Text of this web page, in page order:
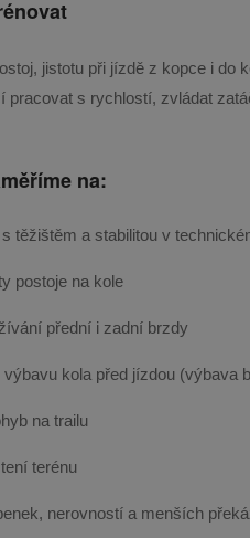
jistotu při jízdě z kopce i do
pracovat s rychlostí, zvládat
na:
těžištěm a stabilitou v
postoje na kole
přední i zadní brzdy
výbavu kola před jízdou (výbava
na trailu
terénu
nerovností a menších